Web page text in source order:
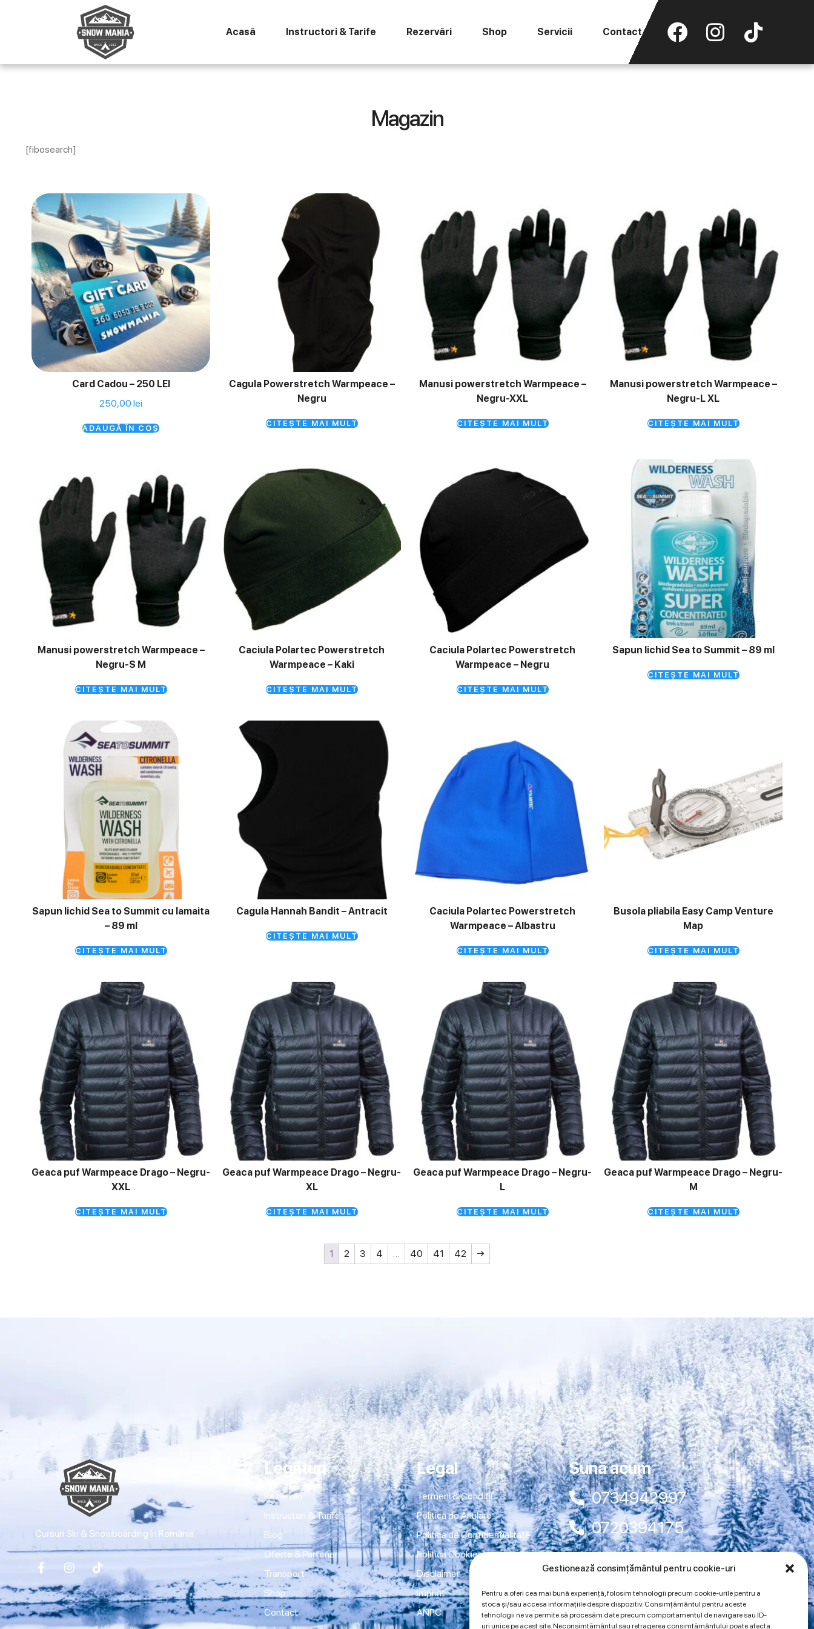
Gestionează consimțământul pentru cookie-uri
Pentru a oferi cea mai bună experiență, folosim tehnologii precum cookie-urile pentru a
stoca și/sau accesa informațiile despre dispozitiv. Consimțământul pentru aceste
tehnologii ne va permite să procesăm date precum comportamentul de navigare sau ID-
uri unice pe acest site. Neconsimțământul sau retragerea consimțământului poate afecta
Acasă Instructori & Tarife Rezervări Shop Servicii Contact
Magazin
[fibosearch]
Card Cadou – 250 LEI
250,00 lei
ADAUGĂ ÎN COȘ
Cagula Powerstretch Warmpeace –
Negru
CITEȘTE MAI MULT
Manusi powerstretch Warmpeace –
Negru-XXL
CITEȘTE MAI MULT
Manusi powerstretch Warmpeace –
Negru-L XL
CITEȘTE MAI MULT
Manusi powerstretch Warmpeace –
Negru-S M
CITEȘTE MAI MULT
Caciula Polartec Powerstretch
Warmpeace – Kaki
CITEȘTE MAI MULT
Caciula Polartec Powerstretch
Warmpeace – Negru
CITEȘTE MAI MULT
Sapun lichid Sea to Summit – 89 ml
CITEȘTE MAI MULT
Sapun lichid Sea to Summit cu lamaita
– 89 ml
CITEȘTE MAI MULT
Cagula Hannah Bandit – Antracit
CITEȘTE MAI MULT
Caciula Polartec Powerstretch
Warmpeace – Albastru
CITEȘTE MAI MULT
Busola pliabila Easy Camp Venture
Map
CITEȘTE MAI MULT
Geaca puf Warmpeace Drago – Negru-
XXL
CITEȘTE MAI MULT
Geaca puf Warmpeace Drago – Negru-
XL
CITEȘTE MAI MULT
Geaca puf Warmpeace Drago – Negru-
L
CITEȘTE MAI MULT
Geaca puf Warmpeace Drago – Negru-
M
CITEȘTE MAI MULT
1 2 3 4 … 40 41 42 →
Cursuri Ski & Snowboarding în România.
Legături
Rezervări
Instructori & Tarife
Blog
Oferte & Parteneri
Transport
Shop
Contact
Legal
Termeni & Condiții
Politica de Anulare
Politica de Confidențialitate
Politica Cookies
Disclaimer
Imprint
ANPC
Sună acum
0734942997
0720394175